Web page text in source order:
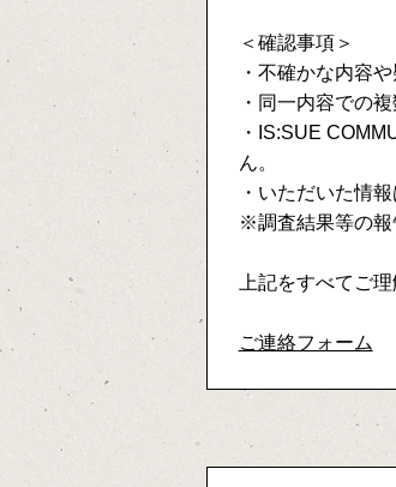
＜確認事項＞
・不確かな内容
・同一内容での
・IS:SUE
ん。
・いただいた情
※調査結果等の報
上記をすべてご
ご連絡フォーム